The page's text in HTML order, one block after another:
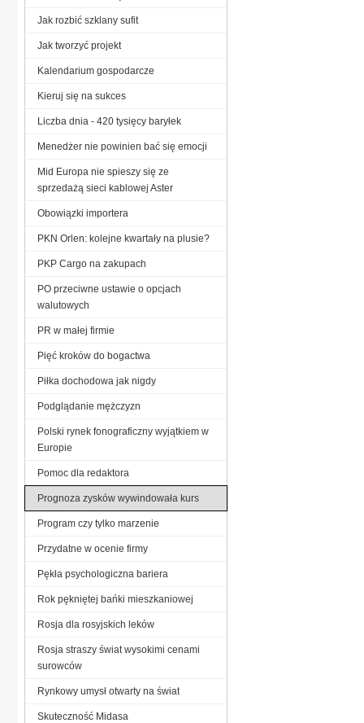
Jak rozbić szklany sufit
Jak tworzyć projekt
Kalendarium gospodarcze
Kieruj się na sukces
Liczba dnia - 420 tysięcy baryłek
Menedżer nie powinien bać się emocji
Mid Europa nie spieszy się ze
sprzedażą sieci kablowej Aster
Obowiązki importera
PKN Orlen: kolejne kwartały na plusie?
PKP Cargo na zakupach
PO przeciwne ustawie o opcjach
walutowych
PR w małej firmie
Pięć kroków do bogactwa
Piłka dochodowa jak nigdy
Podglądanie mężczyzn
Polski rynek fonograficzny wyjątkiem w
Europie
Pomoc dla redaktora
Prognoza zysków wywindowała kurs
Program czy tylko marzenie
Przydatne w ocenie firmy
Pękła psychologiczna bariera
Rok pękniętej bańki mieszkaniowej
Rosja dla rosyjskich leków
Rosja straszy świat wysokimi cenami
surowców
Rynkowy umysł otwarty na świat
Skuteczność Midasa